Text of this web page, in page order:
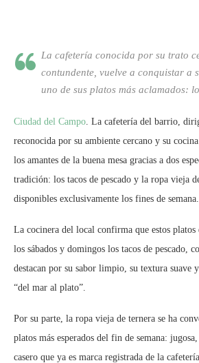
La cafetería conocida por su trato
contundente, vuelve a conquistar a
uno de sus platos más aclamados:
Ciudad del Campo. La cafetería del barrio,
reconocida por su ambiente cercano y su
los amantes de la buena mesa gracias a dos
tradición: los tacos de pescado y la ropa vieja
disponibles exclusivamente los fines de semana.
La cocinera del local confirma que estos platos
los sábados y domingos los tacos de pescado,
destacan por su sabor limpio, su textura suave
“del mar al plato”.
Por su parte, la ropa vieja de ternera se ha
platos más esperados del fin de semana:
casero que ya es marca registrada de la